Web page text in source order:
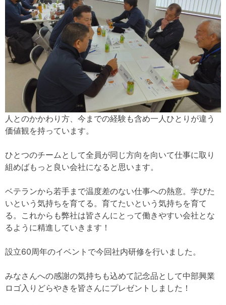
人とのかかわり方、今までの経験も含め一人ひとりが違う
価値観を持っています。
ひとつのチームとして全員が同じ方向を向いて仕事に取り
組めばもっと良い会社になると思います。
ベテランから若手まで温度差のない仕事への熱意。学びた
いという気持ちを育てる。育てたいという気持ちを育て
る。これからも弊社は皆さんにとって働きやすい会社とな
るように精進していきます！
設立60周年のイベントで今回社内研修を行いました。
みなさんへの感謝の気持ちも込めて記念品として中部興業
ロゴ入りどらやきを皆さんにプレゼントしました！